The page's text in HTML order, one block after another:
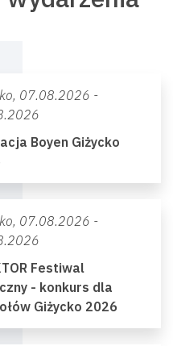
07.08.2026 -
Boyen Giżycko
07.08.2026 -
Festiwal
- konkurs dla
Giżycko 2026